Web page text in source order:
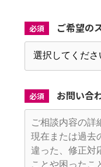
必須 ご希望の
必須 お問い合